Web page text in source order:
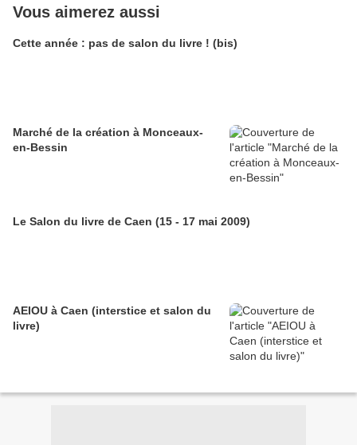
Vous aimerez aussi
Cette année : pas de salon du livre ! (bis)
Marché de la création à Monceaux-
en-Bessin
Le Salon du livre de Caen (15 - 17 mai 2009)
AEIOU à Caen (interstice et salon du
livre)